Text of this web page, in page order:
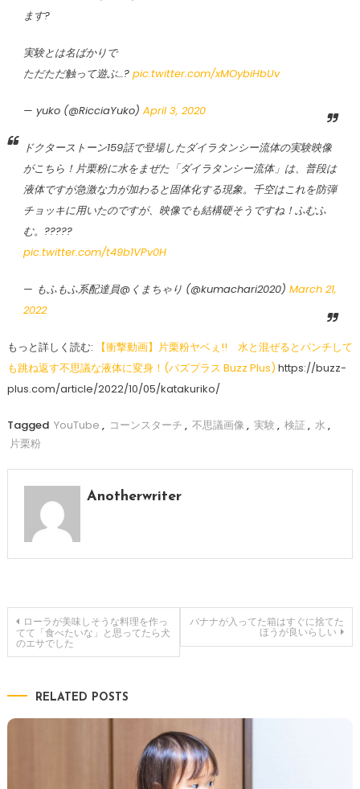
ます?
実験とは名ばかりで
ただただ触って遊ぶ…? pic.twitter.com/xMOybiHbUv
— yuko (@RicciaYuko) April 3, 2020
ドクターストーン159話で登場したダイラタンシー流体の実験映像
がこちら！片栗粉に水をまぜた「ダイラタンシー流体」は、普段は
液体ですが急激な力が加わると固体化する現象。千空はこれを防弾
チョッキに用いたのですが、映像でも結構硬そうですね！ふむふ
む。?‍????
pic.twitter.com/t49b1VPv0H
— もふもふ系配達員@くまちゃり (@kumachari2020) March 21,
2022
もっと詳しく読む:
【衝撃動画】片栗粉ヤベぇ!! 水と混ぜるとパンチして
も跳ね返す不思議な液体に変身！(バズプラス Buzz Plus) https://buzz-
plus.com/article/2022/10/05/katakuriko/
Tagged YouTube , コーンスターチ , 不思議画像 , 実験 , 検証, 水 ,
片栗粉
Anotherwriter
投
稿
ナ
ビ
ローラが美味しそうな料理を作っ
てて「食べたいな」と思ってたら犬
のエサでした
バナナが入ってた箱はすぐに捨てた
ほうが良いらしい
RELATED POSTS